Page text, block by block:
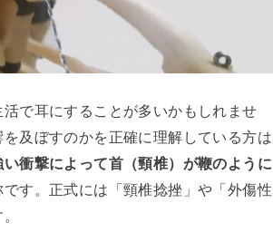
で耳にすることが多いかもしれませ
及ぼすのかを正確に理解している方は
衝撃によって首（頸椎）が鞭のように
です。正式には「頸椎捻挫」や「外傷性